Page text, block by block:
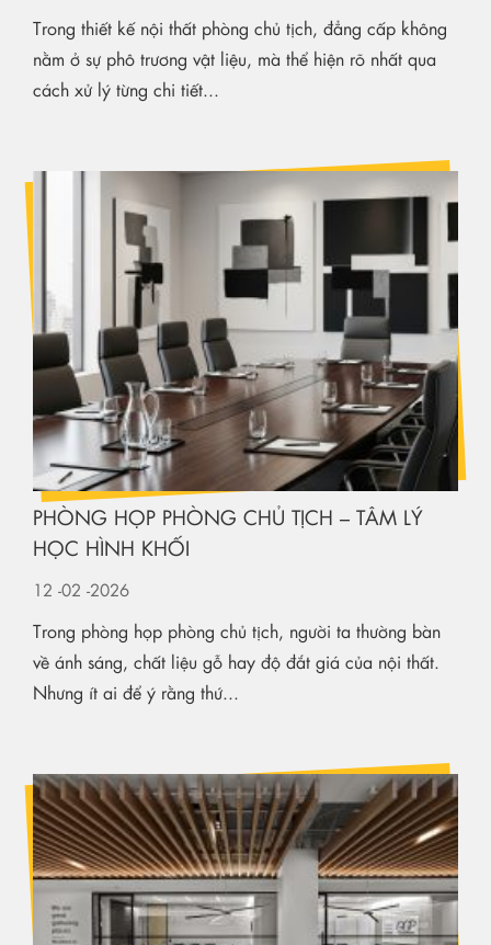
Trong thiết kế nội thất phòng chủ tịch, đẳng cấp không
nằm ở sự phô trương vật liệu, mà thể hiện rõ nhất qua
cách xử lý từng chi tiết...
PHÒNG HỌP PHÒNG CHỦ TỊCH – TÂM LÝ
HỌC HÌNH KHỐI
12 -02 -2026
Trong phòng họp phòng chủ tịch, người ta thường bàn
về ánh sáng, chất liệu gỗ hay độ đắt giá của nội thất.
Nhưng ít ai để ý rằng thứ...